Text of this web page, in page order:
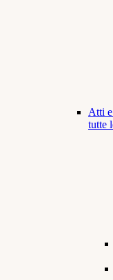
Atti
tutte